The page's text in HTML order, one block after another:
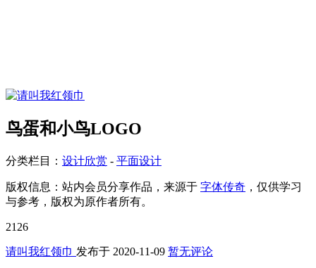
鸟蛋和小鸟LOGO
分类栏目： 设计欣赏 - 平面设计
版权信息： 站内会员分享作品，来源于 字体传奇 ，仅供学习
与参考，版权为原作者所有。
2126
请叫我红领巾 发布于 2020-11-09 暂无评论